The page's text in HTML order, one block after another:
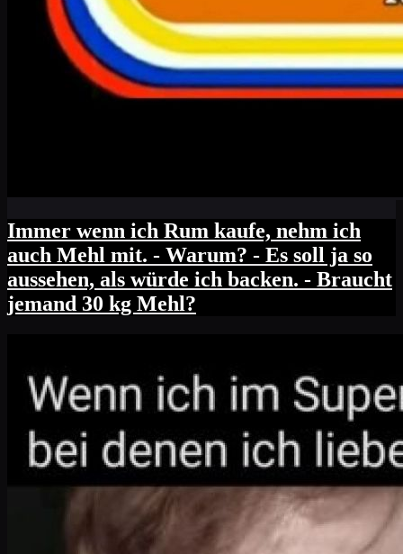
Immer wenn ich Rum kaufe, nehm ich
auch Mehl mit. - Warum? - Es soll ja so
aussehen, als würde ich backen. - Braucht
jemand 30 kg Mehl?